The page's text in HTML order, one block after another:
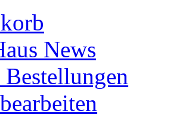
News